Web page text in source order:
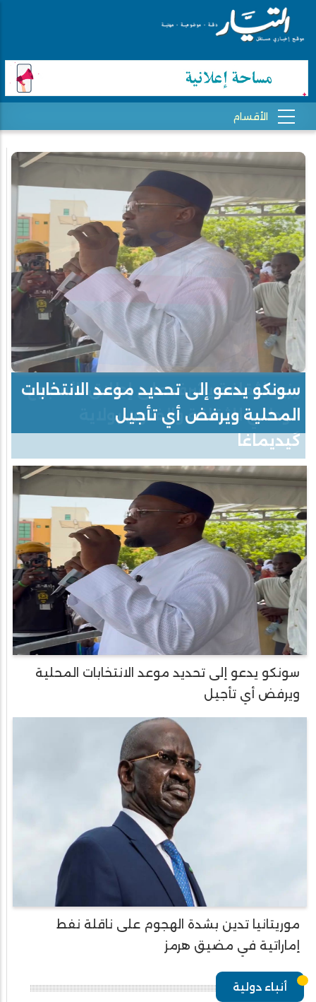
سونكو يدعو إلى تحديد موعد الانتخابات
المحلية ويرفض أي تأجيل
سونكو يدعو إلى تحديد موعد الانتخابات المحلية
ويرفض أي تأجيل
موريتانيا تدين بشدة الهجوم على ناقلة نفط
إماراتية في مضيق هرمز
أنباء دولية